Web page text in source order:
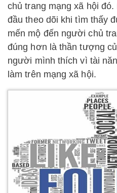
chủ trang mạng xã hội
đầu theo dõi khi tìm thấy
mến mộ đến người chủ
đúng hơn là thần tượng
người mình thích vì tài
làm trên mạng xã hội.